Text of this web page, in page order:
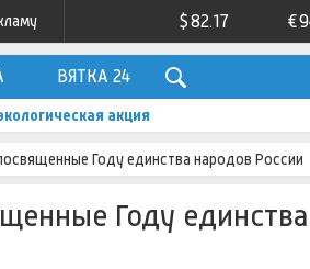
$82.17 €
ВЯТКА 24
акция
Году единства народов России
Году